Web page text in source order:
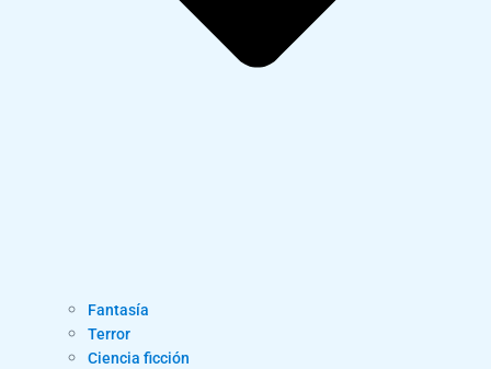
Fantasía
Terror
Ciencia ficción